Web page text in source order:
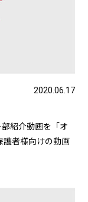
。こんな時間を
まくなりたい。
深谷というクラブ
したサッカーを
自分にないもの
トスキルを求め
てくるのではな
2020.06.17